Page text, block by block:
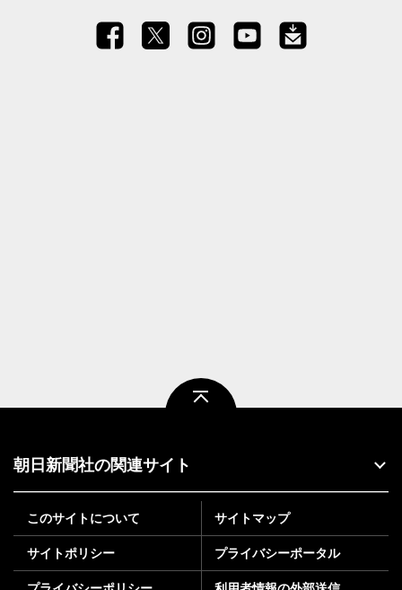
朝日新聞社の関連サイト
このサイトについて サイトマップ
サイトポリシー プライバシーポータル